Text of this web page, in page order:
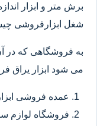
برش متر و ابزار
شغل ابزارفروشی
به فروشگاهی که در
می شود ابزار یراق
عمده فروشی
فروشگاه لوازم